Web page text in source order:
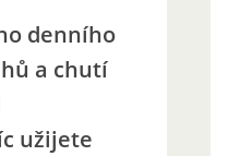
denního
a chutí
užijete